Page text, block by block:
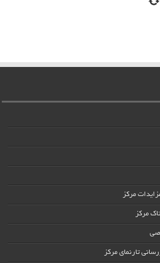
مرکز
مرکز
تارنمای مرکز